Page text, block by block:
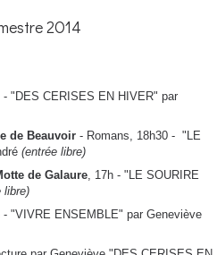
2O14
- "DES CERISES EN HIVER" par
de Beauvoir - Romans, 18h30 - "LE
(entrée libre)
de Galaure , 17h - "LE SOURIRE
libre)
- "VIVRE ENSEMBLE" par Geneviève